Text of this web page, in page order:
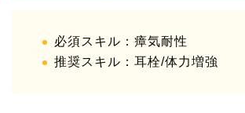
必須スキル：瘴気耐性
推奨スキル：耳栓/体力増強